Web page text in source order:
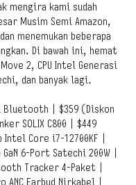
mengira kami sudah
Musim Semi Amazon,
menemukan beberapa
Di bawah ini, hemat
2, CPU Intel Generasi
dan banyak lagi.
Bluetooth | $359 (Diskon
SOLIX C800 | $449
Core i7-12700KF |
6-Port Satechi 200W |
Tracker 4-Paket |
ANC Earbud Nirkabel |